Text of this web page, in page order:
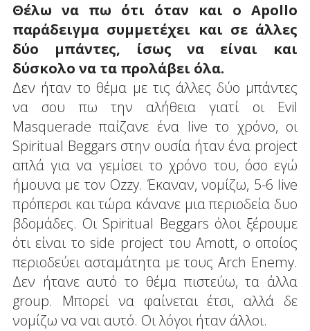
Θέλω να πω ότι όταν και ο Apollo
παράδειγμα συμμετέχει και σε άλλες
δύο μπάντες, ίσως να είναι και
δύσκολο να τα προλάβει όλα.
Δεν ήταν το θέμα με τις άλλες δύο μπάντες
να σου πω την αλήθεια γιατί οι Evil
Masquerade παίζανε ένα live το χρόνο, οι
Spiritual Beggars στην ουσία ήταν ένα project
απλά για να γεμίσει το χρόνο του, όσο εγώ
ήμουνα με τον Ozzy. Έκαναν, νομίζω, 5-6 live
πρόπερσι και τώρα κάνανε μια περιοδεία δυο
βδομάδες. Οι Spiritual Beggars όλοι ξέρουμε
ότι είναι το side project του Amott, ο οποίος
περιοδεύει ασταμάτητα με τους Arch Enemy.
Δεν ήτανε αυτό το θέμα πιστεύω, τα άλλα
group. Μπορεί να φαίνεται έτσι, αλλά δε
νομίζω να ναι αυτό. Οι λόγοι ήταν άλλοι.